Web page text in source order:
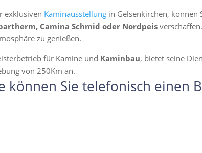
exklusiven Kaminausstellung in Gelsenkirchen,
Camina Schmid oder Nordpeis
zu genießen.
für Kamine und Kaminbau, bietet seine
von 250Km an.
können Sie telefonisch einen